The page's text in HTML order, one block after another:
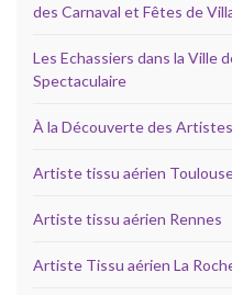
des Carnaval et Fêtes de
Les Echassiers dans la Ville
Spectaculaire
À la Découverte des
Artiste tissu aérien
Artiste tissu aérien Rennes
Artiste Tissu aérien La